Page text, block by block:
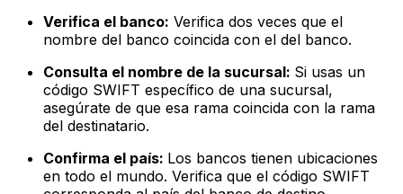
Verifica el banco: Verifica dos veces que el
nombre del banco coincida con el del banco.
Consulta el nombre de la sucursal: Si usas un
código SWIFT específico de una sucursal,
asegúrate de que esa rama coincida con la rama
del destinatario.
Confirma el país: Los bancos tienen ubicaciones
en todo el mundo. Verifica que el código SWIFT